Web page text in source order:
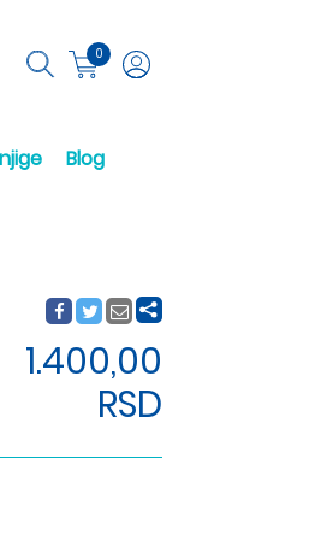
0
Blog
1.400,00
RSD